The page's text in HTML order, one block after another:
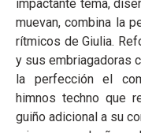
impactante tema,
muevan, combina la
rítmicos de Giulia.
y sus embriagadoras
la perfección el
himnos techno que
guiño adicional a su